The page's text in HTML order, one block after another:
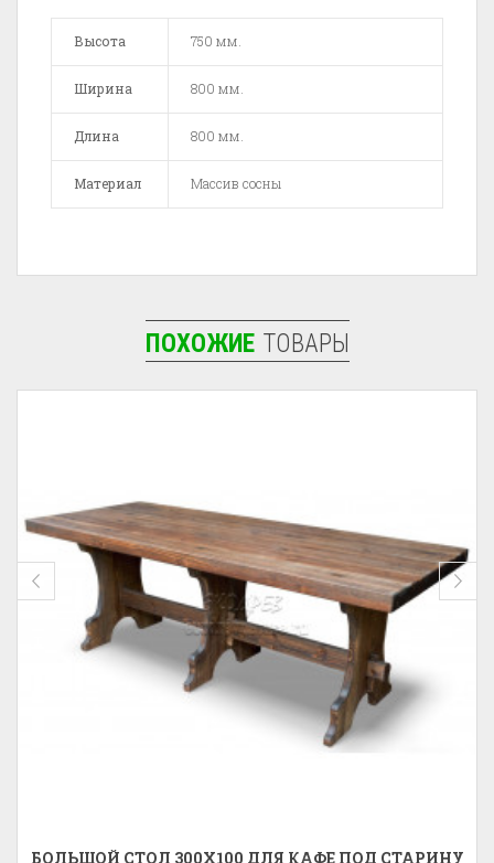
Высота 750 мм.
Ширина 800 мм.
Длина 800 мм.
Материал Массив сосны
ПОХОЖИЕ ТОВАРЫ
БОЛЬШОЙ СТОЛ 300X100 ДЛЯ КАФЕ ПОД СТАРИНУ